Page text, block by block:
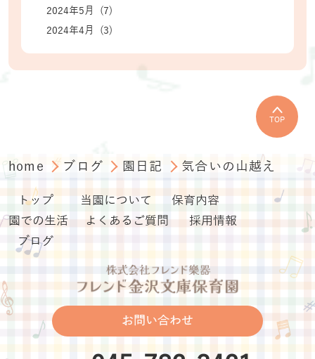
2024年5月 (7)
2024年4月 (3)
TOP
home ブログ 園日記 気合いの山越え
トップ 当園について
保育内容
園での生活
よくあるご質問
採用情報
ブログ
お問い合わせ